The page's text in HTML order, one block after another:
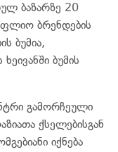
ბაზარზე 20
ბრენდების
ბუმია,
ბუმის
გამორჩეული
ქსელებისგან
იქნება